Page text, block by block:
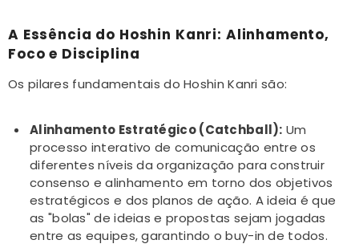
R$ 34,90 R$ 21,90 R$ 39,90 R$
A Essência do Hoshin Kanri: Alinhamento,
Foco e Disciplina
Os pilares fundamentais do Hoshin Kanri são:
Alinhamento Estratégico (Catchball): Um
processo interativo de comunicação entre os
diferentes níveis da organização para construir
consenso e alinhamento em torno dos objetivos
estratégicos e dos planos de ação. A ideia é que
as "bolas" de ideias e propostas sejam jogadas
entre as equipes, garantindo o buy-in de todos.